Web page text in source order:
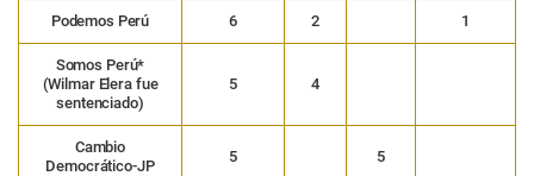
Podemos Perú 6 2 1
Somos Perú*
(Wilmar Elera fue
sentenciado)
5 4
Cambio
Democrático-JP
5 5